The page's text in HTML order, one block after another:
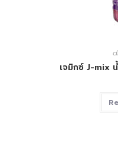
เจมิกซ์ J-mix